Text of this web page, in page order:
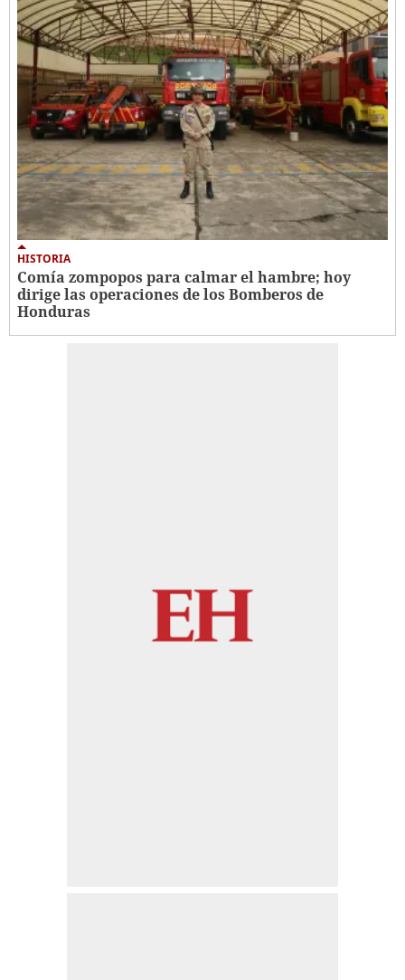
HISTORIA
Comía zompopos para calmar el hambre; hoy
dirige las operaciones de los Bomberos de
Honduras